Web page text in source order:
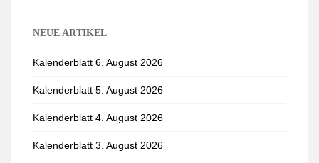
NEUE ARTIKEL
Kalenderblatt 6. August 2026
Kalenderblatt 5. August 2026
Kalenderblatt 4. August 2026
Kalenderblatt 3. August 2026